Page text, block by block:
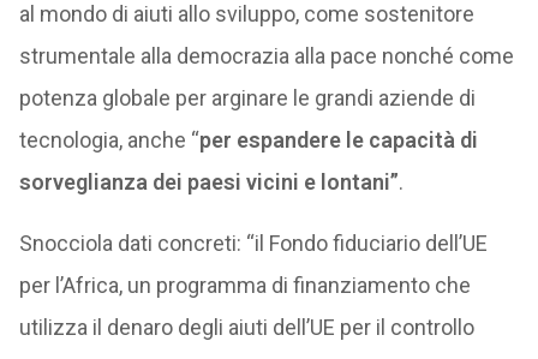
al mondo di aiuti allo sviluppo, come sostenitore
strumentale alla democrazia alla pace nonché come
potenza globale per arginare le grandi aziende di
tecnologia, anche “per espandere le capacità di
sorveglianza dei paesi vicini e lontani”.
Snocciola dati concreti: “il Fondo fiduciario dell’UE
per l’Africa, un programma di finanziamento che
utilizza il denaro degli aiuti dell’UE per il controllo